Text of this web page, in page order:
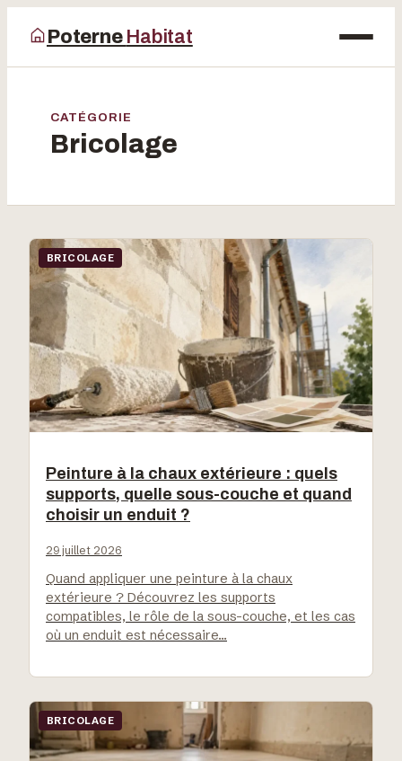
Poterne Habitat
Bricolage
CATÉGORIE
Bricolage
BRICOLAGE
Peinture à la chaux extérieure : quels
supports, quelle sous-couche et quand
choisir un enduit ?
29 juillet 2026
Quand appliquer une peinture à la chaux
extérieure ? Découvrez les supports
compatibles, le rôle de la sous-couche, et les cas
où un enduit est nécessaire…
BRICOLAGE